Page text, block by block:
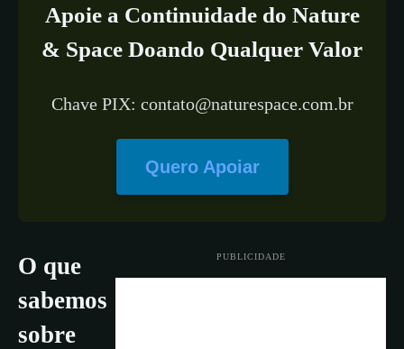
Apoie a Continuidade do Nature
& Space Doando Qualquer Valor
Chave PIX: contato@naturespace.com.br
Quero Apoiar
PUBLICIDADE
O que
sabemos
sobre